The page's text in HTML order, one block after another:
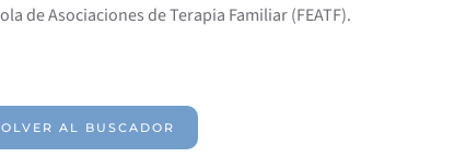
de Asociaciones de Terapia Familiar (FEATF).
AL BUSCADOR